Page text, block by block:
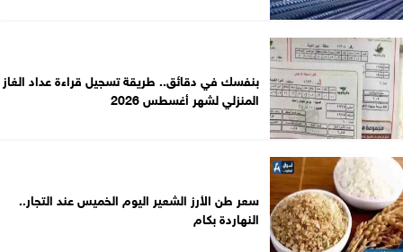
بنفسك في دقائق.. طريقة تسجيل قراءة عداد الغاز
المنزلي لشهر أغسطس 2026
سعر طن الأرز الشعير اليوم الخميس عند التجار..
النهاردة بكام